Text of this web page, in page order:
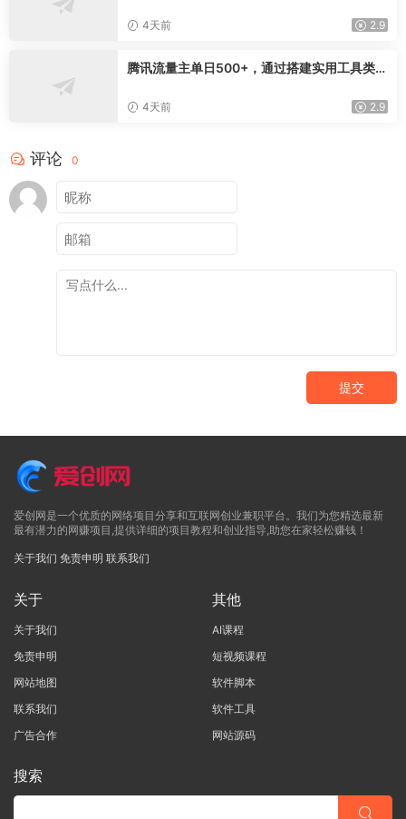
交完整获客链路
4天前 2.9
腾讯流量主单日500+，通过搭建实用工具类小
4天前 2.9
评论 0
提交
爱创网是一个优质的网络项目分享和互联网创业兼职平台。我们为您精选最新
最有潜力的网赚项目,提供详细的项目教程和创业指导,助您在家轻松赚钱！
关于我们 免责申明 联系我们
关于
关于我们
免责申明
网站地图
联系我们
广告合作
其他
AI课程
短视频课程
软件脚本
软件工具
网站源码
搜索